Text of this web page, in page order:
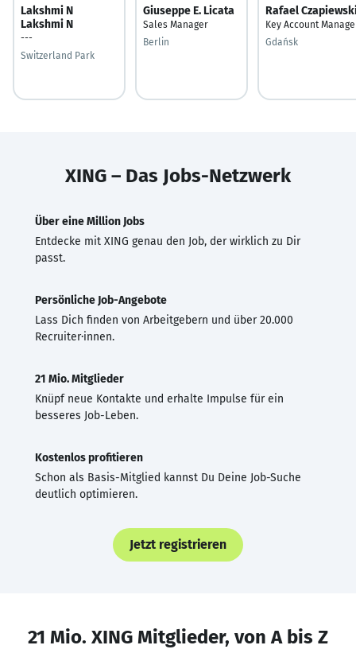
Lakshmi N
Lakshmi N
---
Switzerland Park
Giuseppe E. Licata
Sales Manager
Berlin
Rafael
Key Account
Gdańsk
XING – Das Jobs-Netzwerk
Über eine Million Jobs
Entdecke mit XING genau den Job, der wirklich zu Dir
passt.
Persönliche Job-Angebote
Lass Dich finden von Arbeitgebern und über 20.000
Recruiter·innen.
21 Mio. Mitglieder
Knüpf neue Kontakte und erhalte Impulse für ein
besseres Job-Leben.
Kostenlos profitieren
Schon als Basis-Mitglied kannst Du Deine Job-Suche
deutlich optimieren.
Jetzt registrieren
21 Mio. XING Mitglieder, von A bis Z